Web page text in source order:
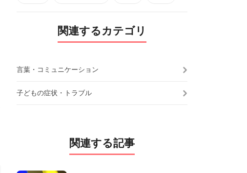
関連するカテゴリ
言葉・コミュニケーション
子どもの症状・トラブル
関連する記事